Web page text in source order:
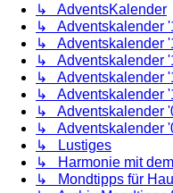
↳ AdventsKalender
↳ Adventskalender
↳ Adventskalender
↳ Adventskalender
↳ Adventskalender
↳ Adventskalender
↳ Adventskalender
↳ Adventskalender
↳ Lustiges
↳ Harmonie mit
↳ Mondtipps für